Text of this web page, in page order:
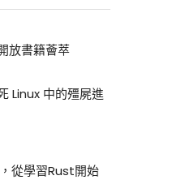
放書籍薈萃
Linux 中的殭屍進
從學習Rust開始